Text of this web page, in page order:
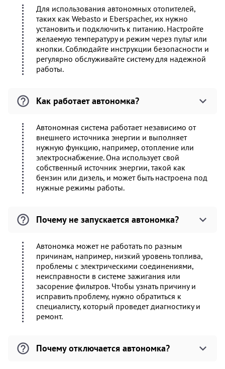
Для использования автономных отопителей,
таких как Webasto и Eberspacher, их нужно
установить и подключить к питанию. Настройте
желаемую температуру и режим через пульт или
кнопки. Соблюдайте инструкции безопасности и
регулярно обслуживайте систему для надежной
работы.
Как работает автономка?
Автономная система работает независимо от
внешнего источника энергии и выполняет
нужную функцию, например, отопление или
электроснабжение. Она использует свой
собственный источник энергии, такой как
бензин или дизель, и может быть настроена под
нужные режимы работы.
Почему не запускается автономка?
Автономка может не работать по разным
причинам, например, низкий уровень топлива,
проблемы с электрическими соединениями,
неисправности в системе зажигания или
засорение фильтров. Чтобы узнать причину и
исправить проблему, нужно обратиться к
специалисту, который проведет диагностику и
ремонт.
Почему отключается автономка?